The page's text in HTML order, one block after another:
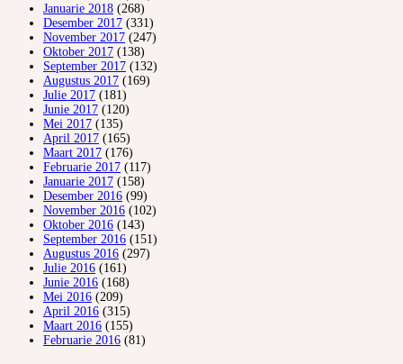
Januarie 2018 (268)
Desember 2017 (331)
November 2017 (247)
Oktober 2017 (138)
September 2017 (132)
Augustus 2017 (169)
Julie 2017 (181)
Junie 2017 (120)
Mei 2017 (135)
April 2017 (165)
Maart 2017 (176)
Februarie 2017 (117)
Januarie 2017 (158)
Desember 2016 (99)
November 2016 (102)
Oktober 2016 (143)
September 2016 (151)
Augustus 2016 (297)
Julie 2016 (161)
Junie 2016 (168)
Mei 2016 (209)
April 2016 (315)
Maart 2016 (155)
Februarie 2016 (81)